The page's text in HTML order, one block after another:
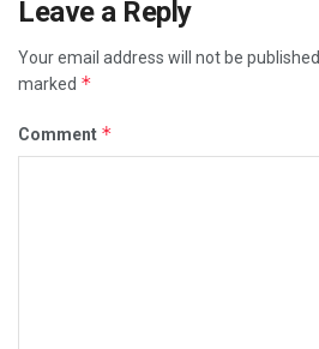
Leave a Reply
Your email address will not be published.
marked *
Comment *